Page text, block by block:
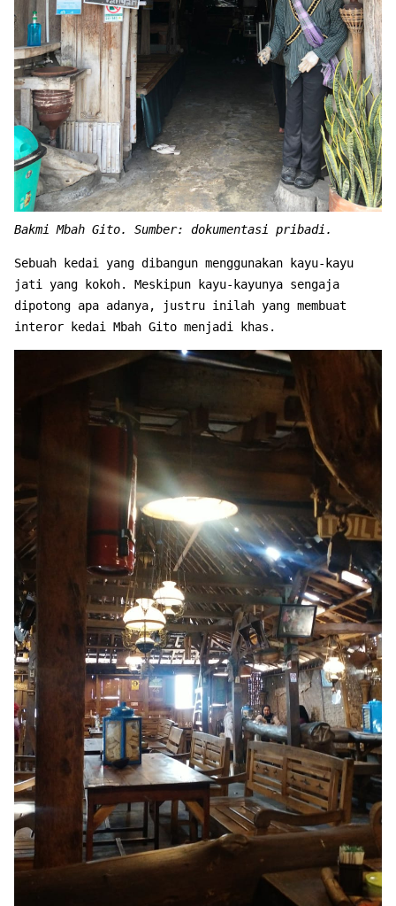
Bakmi Mbah Gito. Sumber: dokumentasi pribadi.
Sebuah kedai yang dibangun menggunakan kayu-kayu
jati yang kokoh. Meskipun kayu-kayunya sengaja
dipotong apa adanya, justru inilah yang membuat
interor kedai Mbah Gito menjadi khas.